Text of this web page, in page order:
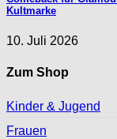
Kultmarke
10. Juli 2026
Zum Shop
Kinder & Jugend
Frauen